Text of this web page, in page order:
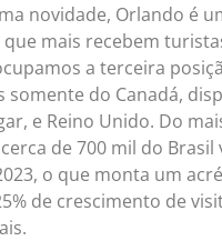
novidade, Orlando é
mais recebem
a terceira
somente do Canadá,
e Reino Unido. Do
de 700 mil do Brasil
o que monta um
de crescimento de